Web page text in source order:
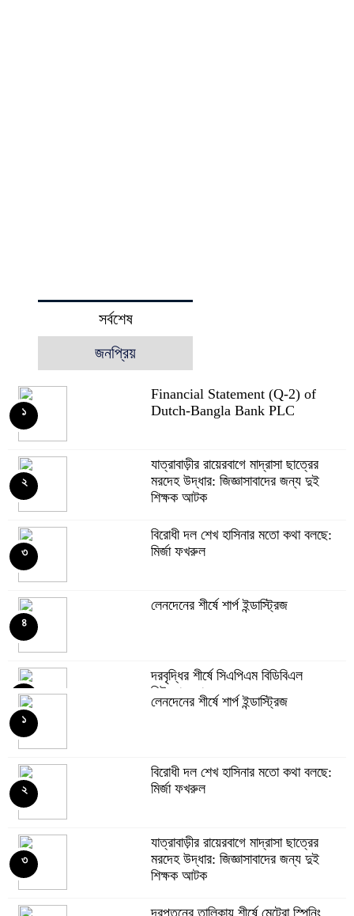
সর্বশেষ
জনপ্রিয়
Financial Statement (Q-2) of
Dutch-Bangla Bank PLC
১
যাত্রাবাড়ীর রায়েরবাগে মাদ্রাসা ছাত্রের
মরদেহ উদ্ধার: জিজ্ঞাসাবাদের জন্য দুই
শিক্ষক আটক
২
বিরোধী দল শেখ হাসিনার মতো কথা বলছে:
মির্জা ফখরুল
৩
লেনদেনের শীর্ষে শার্প ইন্ডাস্ট্রিজ
৪
দরবৃদ্ধির শীর্ষে সিএপিএম বিডিবিএল
মিউচুয়াল ফান্ড
৫
৬
পেয়েছে বিএসইসি
৭
৮
লেনদেনের শীর্ষে শার্প ইন্ডাস্ট্রিজ
১
বিরোধী দল শেখ হাসিনার মতো কথা বলছে:
মির্জা ফখরুল
২
যাত্রাবাড়ীর রায়েরবাগে মাদ্রাসা ছাত্রের
মরদেহ উদ্ধার: জিজ্ঞাসাবাদের জন্য দুই
শিক্ষক আটক
৩
দরপতনের তালিকায় শীর্ষে মেট্রো স্পিনিং